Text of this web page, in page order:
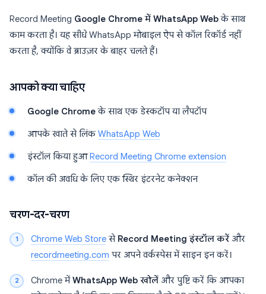
Record Meeting Google Chrome में WhatsApp Webके साथ
काम करता है। यह सीधे WhatsApp मोबाइल ऐप से कॉल रिकॉर्ड नहीं
करता है, क्योंकि वे ब्राउज़र के बाहर चलते हैं।
आपको क्या चाहिए
Google Chromeके साथ एक डेस्कटॉप या लैपटॉप
आपके खाते से लिंकWhatsApp Web
इंस्टॉल किया हुआRecord Meeting Chrome extension
कॉल की अवधि के लिए एक स्थिर इंटरनेट कनेक्शन
चरण-दर-चरण
Chrome Web Storeसे Record Meeting इंस्टॉल करेंऔर
recordmeeting.com पर अपने वर्कस्पेस में साइन इन करें।
Chrome मेंWhatsApp Web खोलें और पुष्टि करें कि आपका